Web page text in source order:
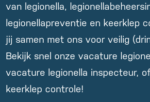
van legionella,
legionellapreventie en keerklep
jij samen met ons voor veilig
Bekijk snel onze vacature
vacature legionella inspecteur,
keerklep controle!